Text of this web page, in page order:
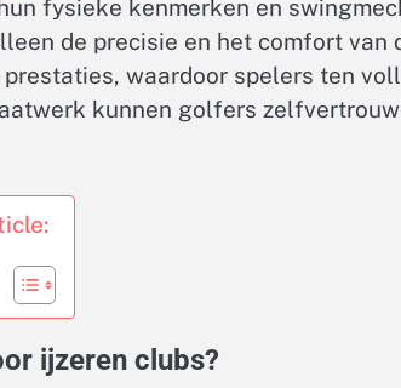
fysieke kenmerken en
de precisie en het comfort van
waardoor spelers ten
kunnen golfers
ijzeren clubs?